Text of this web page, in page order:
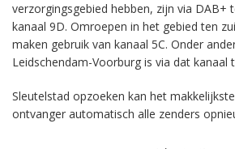
verzorgingsgebied hebben, zijn via DAB+
kanaal 9D. Omroepen in het gebied ten
maken gebruik van kanaal 5C. Onder
Leidschendam-Voorburg is via dat kanaal
Sleutelstad opzoeken kan het
ontvanger automatisch alle zenders